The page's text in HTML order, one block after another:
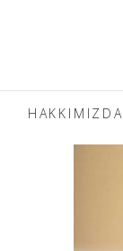
HAKKIMIZDA